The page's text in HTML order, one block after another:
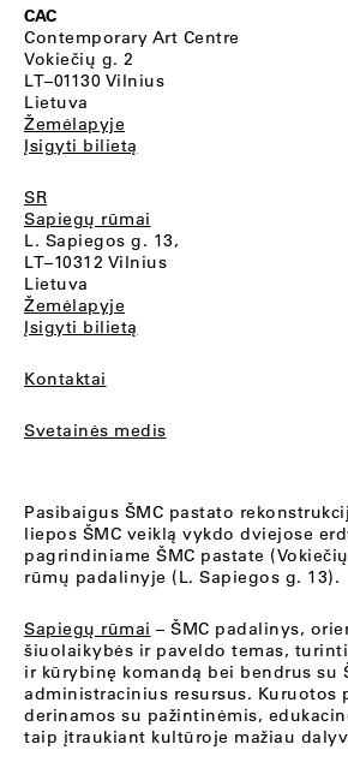
CAC
Contemporary Art Centre
Vokiečių g. 2
LT–01130 Vilnius
Lietuva
Žemėlapyje
Įsigyti bilietą
SR
Sapiegų rūmai
L. Sapiegos g. 13,
LT–10312 Vilnius
Lietuva
Žemėlapyje
Įsigyti bilietą
Kontaktai
Svetainės medis
Pasibaigus ŠMC pastato
liepos ŠMC veiklą vykdo dviejose
pagrindiniame ŠMC pastate
rūmų padalinyje (L. Sapiegos g. 13).
Sapiegų rūmai – ŠMC padalinys,
šiuolaikybės ir paveldo temas,
ir kūrybinę komandą bei bendrus su
administracinius resursus. Kuruotos
derinamos su pažintinėmis,
taip įtraukiant kultūroje mažiau